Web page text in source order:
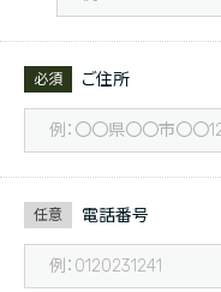
必須 ご住所
任意 電話番号